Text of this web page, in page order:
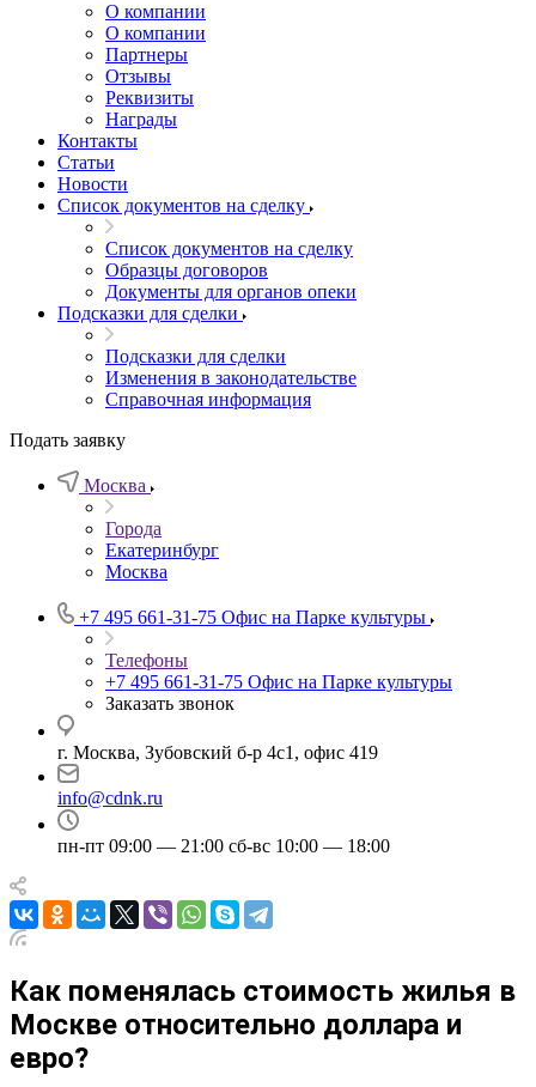
О компании
О компании
Партнеры
Отзывы
Реквизиты
Награды
Контакты
Статьи
Новости
Список документов на сделку
Список документов на сделку
Образцы договоров
Документы для органов опеки
Подсказки для сделки
Подсказки для сделки
Изменения в законодательстве
Справочная информация
Подать заявку
Москва
Города
Екатеринбург
Москва
+7 495 661-31-75 Офис на Парке культуры
Телефоны
+7 495 661-31-75 Офис на Парке культуры
Заказать звонок
г. Москва, Зубовский б-р 4с1, офис 419
info@cdnk.ru
пн-пт 09:00 — 21:00 сб-вс 10:00 — 18:00
Как поменялась стоимость жилья в
Москве относительно доллара и
евро?